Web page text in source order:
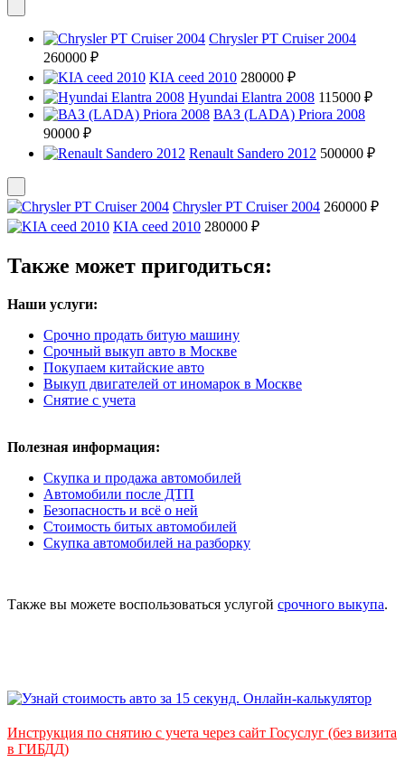
Chrysler PT Cruiser 2004
260000 ₽
KIA ceed 2010 280000 ₽
Hyundai Elantra 2008 115000 ₽
ВАЗ (LADA) Priora 2008
90000 ₽
Renault Sandero 2012 500000 ₽
Chrysler PT Cruiser 2004 260000 ₽
KIA ceed 2010 280000 ₽
Также может пригодиться:
Наши услуги:
Срочно продать битую машину
Срочный выкуп авто в Москве
Покупаем китайские авто
Выкуп двигателей от иномарок в Москве
Снятие с учета
Полезная информация:
Скупка и продажа автомобилей
Автомобили после ДТП
Безопасность и всё о ней
Стоимость битых автомобилей
Скупка автомобилей на разборку
Также вы можете воспользоваться услугой срочного выкупа.
Инструкция по снятию с учета через сайт Госуслуг (без визита
в ГИБДД)